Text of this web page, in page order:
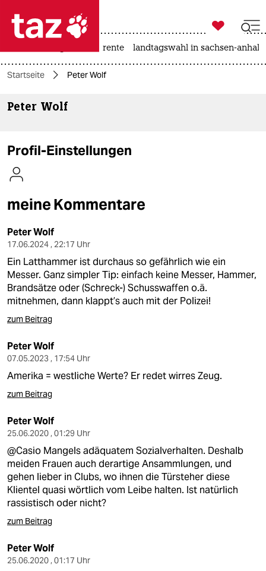
 taz zahl ich
taz zahl ich
themen
kultur
sport
berlin
nord
wahrheit
verlag
verlag
veranstaltungen
shop
fragen & hilfe
unterstützen
abo

taz zahl ich
rente landtagswahl in sachsen-anhalt
Startseite Peter Wolf
Peter Wolf
Profil-Einstellungen
meine Kommentare
Peter Wolf
17.06.2024 , 22:17 Uhr
Ein Latthammer ist durchaus so gefährlich wie ein
Messer. Ganz simpler Tip: einfach keine Messer, Hammer,
Brandsätze oder (Schreck-) Schusswaffen o.ä.
mitnehmen, dann klappt’s auch mit der Polizei!
zum Beitrag
Peter Wolf
07.05.2023 , 17:54 Uhr
Amerika = westliche Werte? Er redet wirres Zeug.
zum Beitrag
Peter Wolf
25.06.2020 , 01:29 Uhr
@Casio Mangels adäquatem Sozialverhalten. Deshalb
meiden Frauen auch derartige Ansammlungen, und
gehen lieber in Clubs, wo ihnen die Türsteher diese
Klientel quasi wörtlich vom Leibe halten. Ist natürlich
rassistisch oder nicht?
zum Beitrag
Peter Wolf
25.06.2020 , 01:17 Uhr